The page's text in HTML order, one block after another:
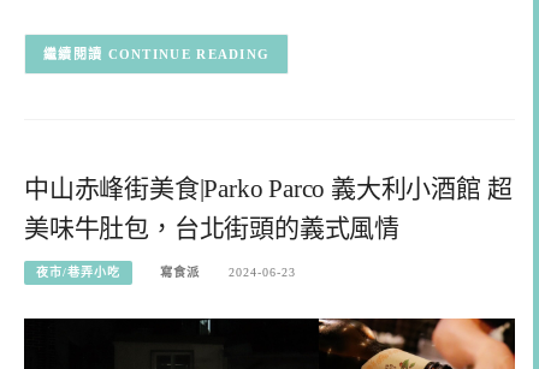
CONTINUE READING
中山赤峰街美食|Parko Parco 義大利小酒館 超
美味牛肚包，台北街頭的義式風情
夜市/巷弄小吃 寫食派 2024-06-23